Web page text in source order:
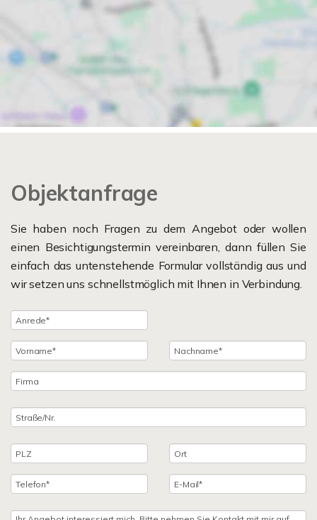
Objektanfrage
Sie haben noch Fragen zu dem Angebot oder wollen
einen Besichtigungstermin vereinbaren, dann füllen Sie
einfach das untenstehende Formular vollständig aus und
wir setzen uns schnellstmöglich mit Ihnen in Verbindung.